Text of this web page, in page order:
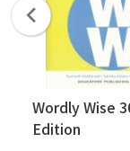
Wordly Wise
Edition